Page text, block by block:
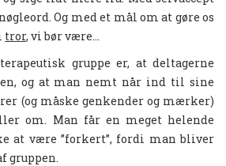
Og med et mål om at gøre os
tror, vi bør være…
gruppe er, at deltagerne
og at man nemt når ind til sine
(og måske genkender og mærker)
om. Man får en meget helende
at være ”forkert”, fordi man bliver
gruppen.